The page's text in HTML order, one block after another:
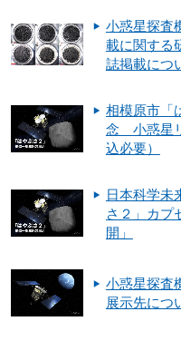
小惑星探査
載に関する
誌掲載につ
相模原市「
念 小惑星
込必要）
日本科学
さ２」カプ
開」
小惑星探査
展示先につ